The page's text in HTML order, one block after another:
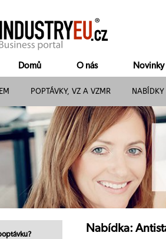
Domů O nás Novinky
POPTÁVKY, VZ A VZMR NABÍDKY
Nabídka: